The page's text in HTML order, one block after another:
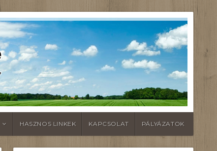
HASZNOS LINKEK KAPCSOLAT PÁLYÁZATOK